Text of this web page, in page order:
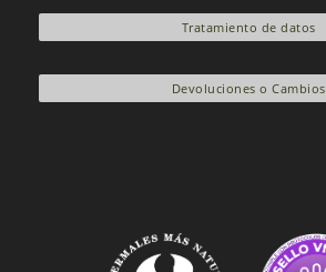
Tratamiento de datos
Devoluciones o Cambios